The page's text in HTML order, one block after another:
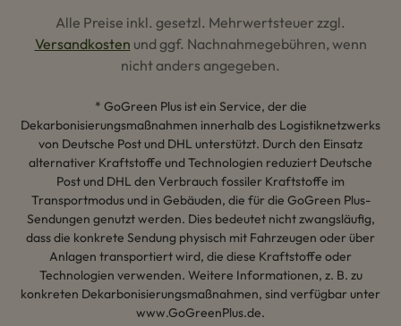
Alle Preise inkl. gesetzl. Mehrwertsteuer zzgl.
Versandkosten und ggf. Nachnahmegebühren, wenn
nicht anders angegeben.
* GoGreen Plus ist ein Service, der die
Dekarbonisierungsmaßnahmen innerhalb des Logistiknetzwerks
von Deutsche Post und DHL unterstützt. Durch den Einsatz
alternativer Kraftstoffe und Technologien reduziert Deutsche
Post und DHL den Verbrauch fossiler Kraftstoffe im
Transportmodus und in Gebäuden, die für die GoGreen Plus-
Sendungen genutzt werden. Dies bedeutet nicht zwangsläufig,
dass die konkrete Sendung physisch mit Fahrzeugen oder über
Anlagen transportiert wird, die diese Kraftstoffe oder
Technologien verwenden. Weitere Informationen, z. B. zu
konkreten Dekarbonisierungsmaßnahmen, sind verfügbar unter
www.GoGreenPlus.de.